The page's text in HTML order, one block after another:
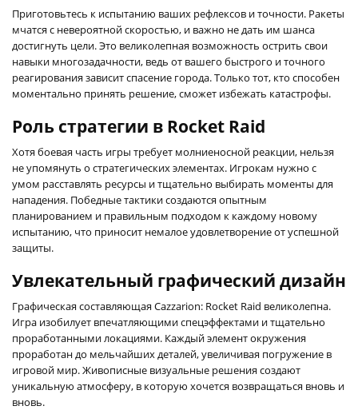
Приготовьтесь к испытанию ваших рефлексов и точности. Ракеты
мчатся с невероятной скоростью, и важно не дать им шанса
достигнуть цели. Это великолепная возможность острить свои
навыки многозадачности, ведь от вашего быстрого и точного
реагирования зависит спасение города. Только тот, кто способен
моментально принять решение, сможет избежать катастрофы.
Роль стратегии в Rocket Raid
Хотя боевая часть игры требует молниеносной реакции, нельзя
не упомянуть о стратегических элементах. Игрокам нужно с
умом расставлять ресурсы и тщательно выбирать моменты для
нападения. Победные тактики создаются опытным
планированием и правильным подходом к каждому новому
испытанию, что приносит немалое удовлетворение от успешной
защиты.
Увлекательный графический дизайн
Графическая составляющая Cazzarion: Rocket Raid великолепна.
Игра изобилует впечатляющими спецэффектами и тщательно
проработанными локациями. Каждый элемент окружения
проработан до мельчайших деталей, увеличивая погружение в
игровой мир. Живописные визуальные решения создают
уникальную атмосферу, в которую хочется возвращаться вновь и
вновь.